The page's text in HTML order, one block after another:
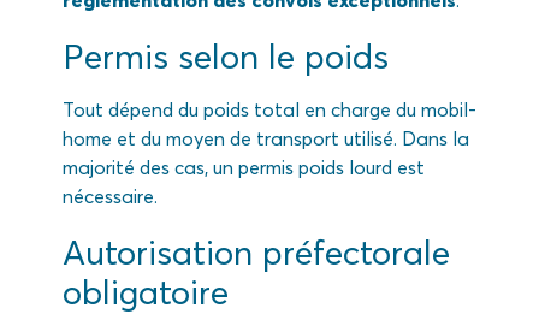
Permis selon le poids
Tout dépend du poids total en charge du mobil-
home et du moyen de transport utilisé. Dans la
majorité des cas, un permis poids lourd est
nécessaire.
Autorisation préfectorale
obligatoire